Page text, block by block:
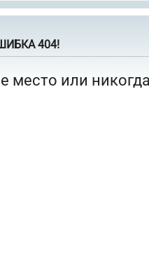
404!
место или